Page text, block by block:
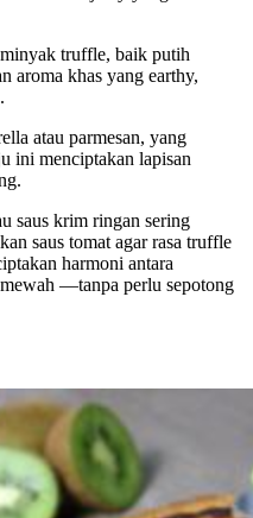
truffle, baik putih
aroma khas yang earthy,
atau parmesan, yang
ini menciptakan lapisan
saus krim ringan sering
saus tomat agar rasa truffle
harmoni antara
—tanpa perlu sepotong